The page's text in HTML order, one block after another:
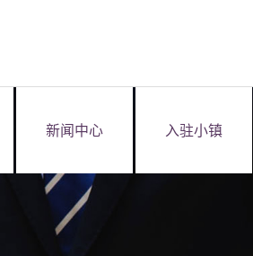
新闻中心 入驻小镇